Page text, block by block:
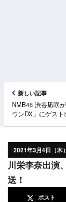
新しい記事
NMB48 渋谷凪咲
ウンDX」にゲス
2021年3月4日（木）
川栄李奈出演、ドラマ「知ってるワイフ」第9話放
送！
ポスト